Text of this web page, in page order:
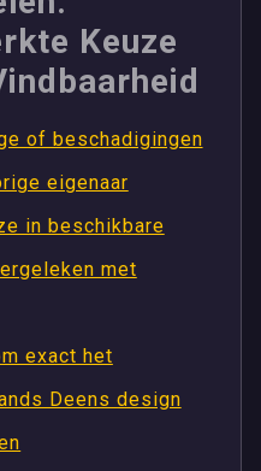
Keuze
of beschadigingen
eigenaar
in beschikbare
met
exact het
Deens design